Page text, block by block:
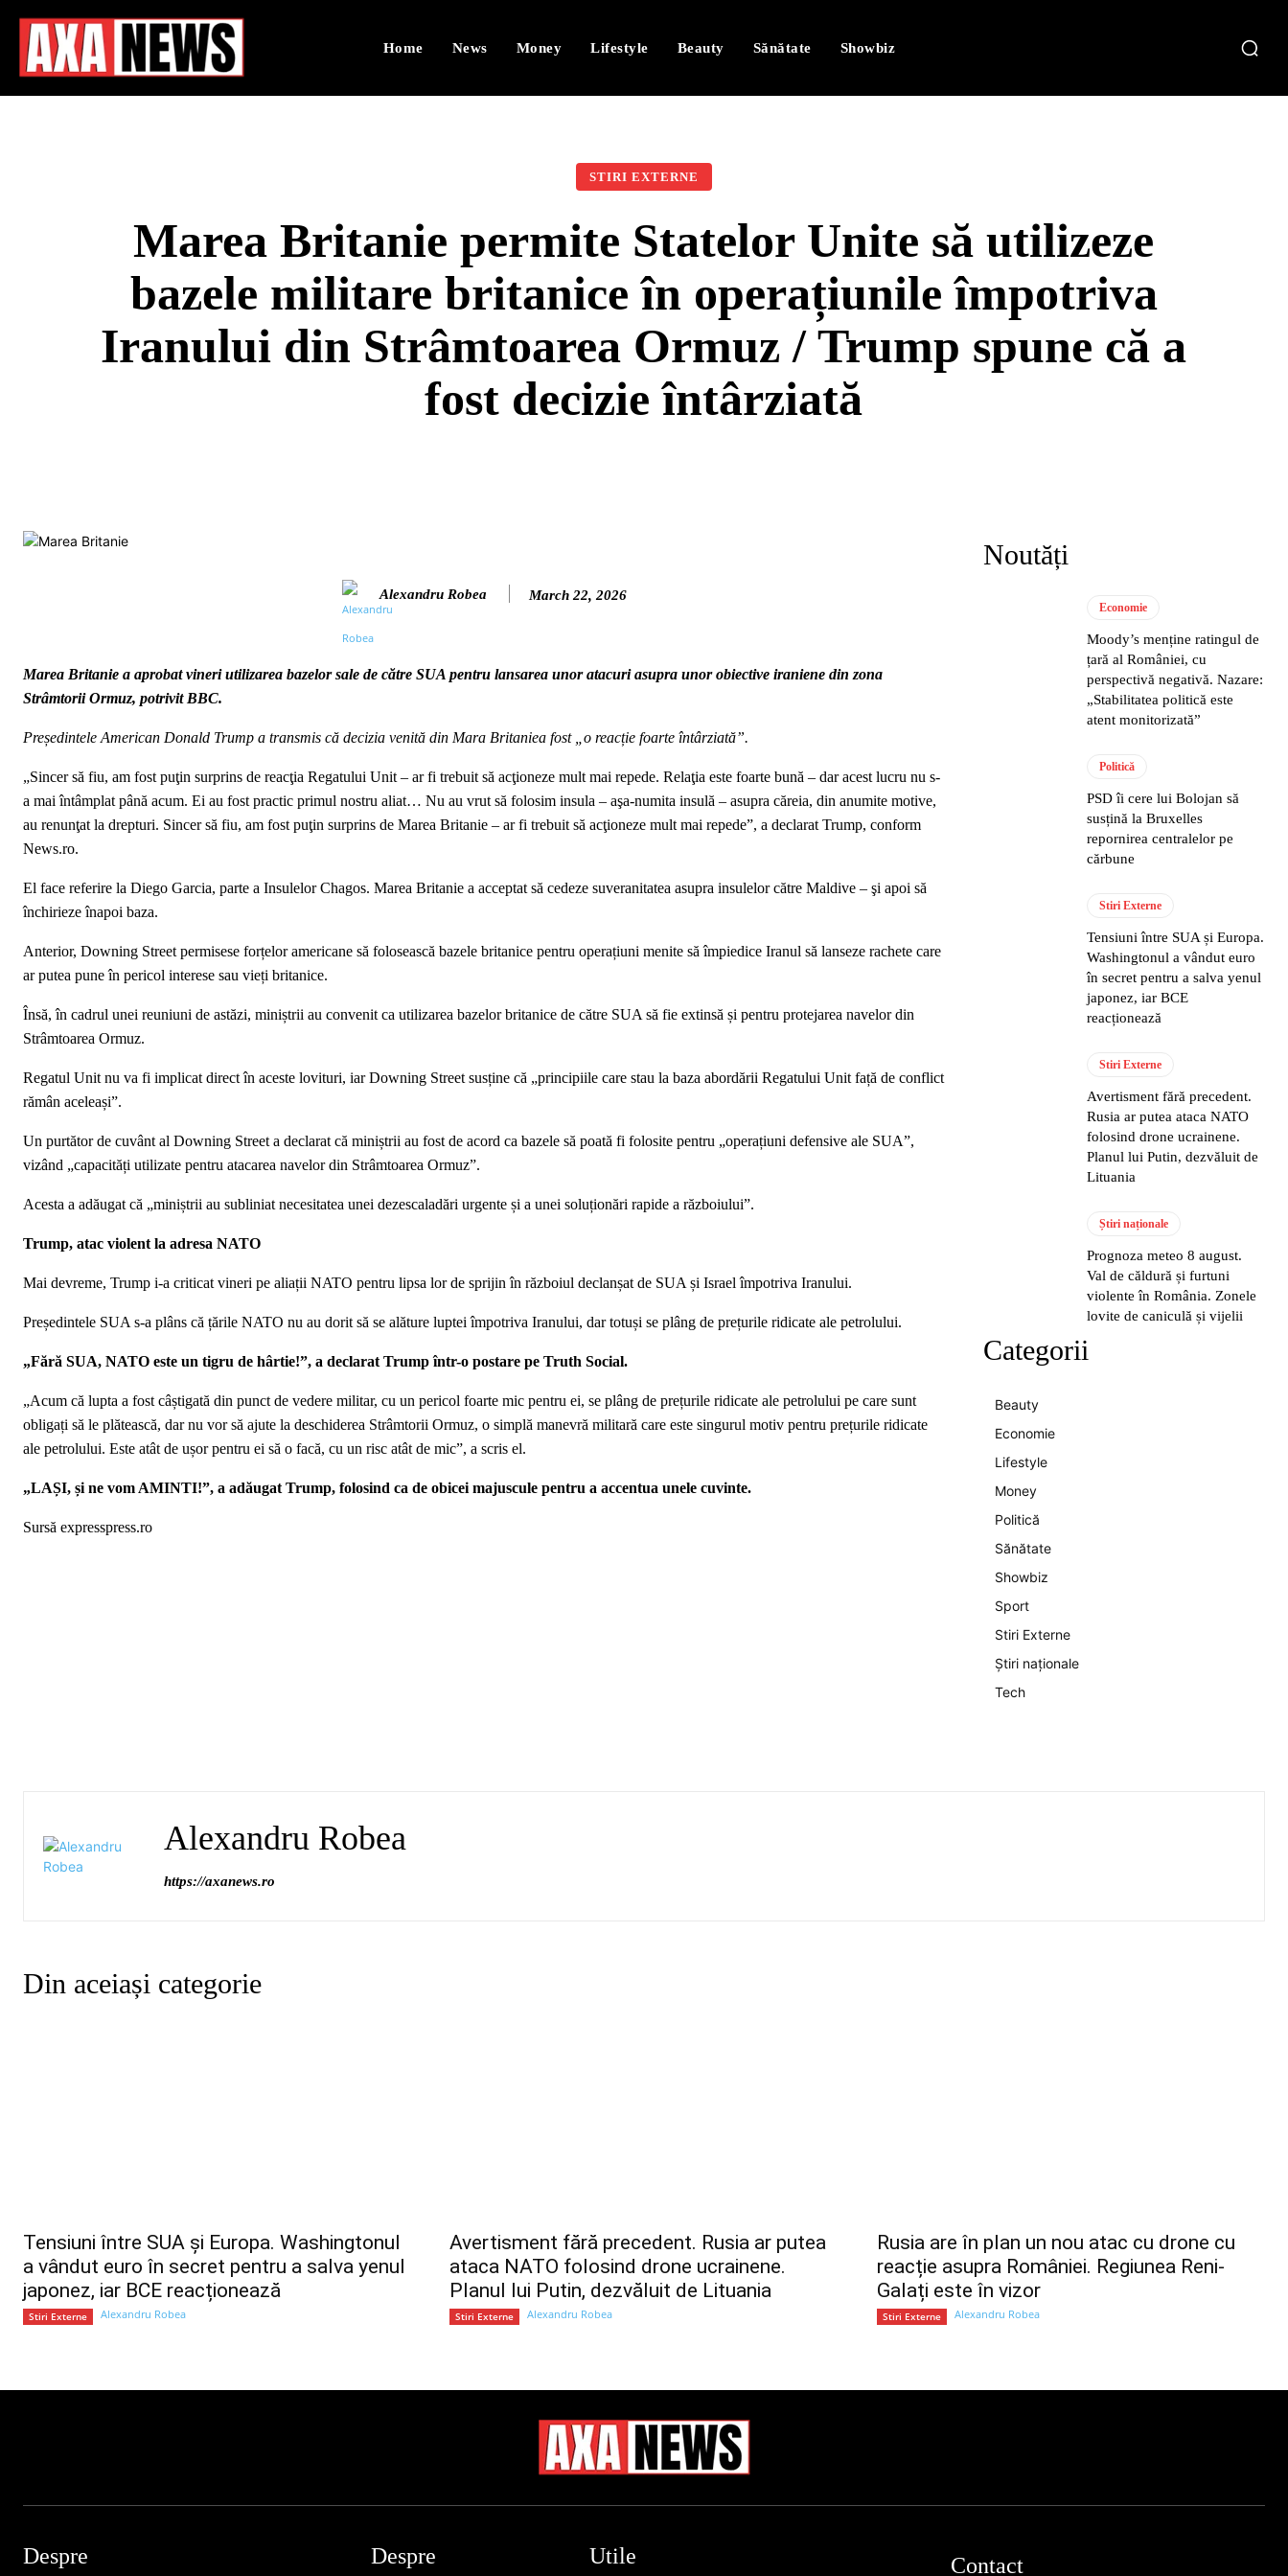
Home News Money Lifestyle Beauty Sănătate Showbiz
STIRI EXTERNE
Marea Britanie permite Statelor Unite să utilizeze
bazele militare britanice în operațiunile împotriva
Iranului din Strâmtoarea Ormuz / Trump spune că a
fost decizie întârziată
Alexandru Robea March 22, 2026
Marea Britanie a aprobat vineri utilizarea bazelor sale de către SUA pentru lansarea unor atacuri asupra unor obiective iraniene din zona
Strâmtorii Ormuz, potrivit BBC.
Președintele American Donald Trump a transmis că decizia venită din Mara Britaniea fost „o reacție foarte întârziată”.
„Sincer să fiu, am fost puţin surprins de reacţia Regatului Unit – ar fi trebuit să acţioneze mult mai repede. Relaţia este foarte bună – dar acest lucru nu s-
a mai întâmplat până acum. Ei au fost practic primul nostru aliat… Nu au vrut să folosim insula – aşa-numita insulă – asupra căreia, din anumite motive,
au renunţat la drepturi. Sincer să fiu, am fost puţin surprins de Marea Britanie – ar fi trebuit să acţioneze mult mai repede”, a declarat Trump, conform
News.ro.
El face referire la Diego Garcia, parte a Insulelor Chagos. Marea Britanie a acceptat să cedeze suveranitatea asupra insulelor către Maldive – şi apoi să
închirieze înapoi baza.
Anterior, Downing Street permisese forțelor americane să folosească bazele britanice pentru operațiuni menite să împiedice Iranul să lanseze rachete care
ar putea pune în pericol interese sau vieți britanice.
Însă, în cadrul unei reuniuni de astăzi, miniștrii au convenit ca utilizarea bazelor britanice de către SUA să fie extinsă și pentru protejarea navelor din
Strâmtoarea Ormuz.
Regatul Unit nu va fi implicat direct în aceste lovituri, iar Downing Street susține că „principiile care stau la baza abordării Regatului Unit față de conflict
rămân aceleași”.
Un purtător de cuvânt al Downing Street a declarat că miniștrii au fost de acord ca bazele să poată fi folosite pentru „operațiuni defensive ale SUA”,
vizând „capacități utilizate pentru atacarea navelor din Strâmtoarea Ormuz”.
Acesta a adăugat că „miniștrii au subliniat necesitatea unei dezescaladări urgente și a unei soluționări rapide a războiului”.
Trump, atac violent la adresa NATO
Mai devreme, Trump i-a criticat vineri pe aliații NATO pentru lipsa lor de sprijin în războiul declanșat de SUA și Israel împotriva Iranului.
Președintele SUA s-a plâns că țările NATO nu au dorit să se alăture luptei împotriva Iranului, dar totuși se plâng de prețurile ridicate ale petrolului.
„Fără SUA, NATO este un tigru de hârtie!”, a declarat Trump într-o postare pe Truth Social.
„Acum că lupta a fost câștigată din punct de vedere militar, cu un pericol foarte mic pentru ei, se plâng de prețurile ridicate ale petrolului pe care sunt
obligați să le plătească, dar nu vor să ajute la deschiderea Strâmtorii Ormuz, o simplă manevră militară care este singurul motiv pentru prețurile ridicate
ale petrolului. Este atât de ușor pentru ei să o facă, cu un risc atât de mic”, a scris el.
„LAȘI, și ne vom AMINTI!”, a adăugat Trump, folosind ca de obicei majuscule pentru a accentua unele cuvinte.
Sursă expresspress.ro
Noutăți
Economie
Moody’s menține ratingul de
țară al României, cu
perspectivă negativă. Nazare:
„Stabilitatea politică este
atent monitorizată”
Politică
PSD îi cere lui Bolojan să
susțină la Bruxelles
repornirea centralelor pe
cărbune
Stiri Externe
Tensiuni între SUA și Europa.
Washingtonul a vândut euro
în secret pentru a salva yenul
japonez, iar BCE
reacționează
Stiri Externe
Avertisment fără precedent.
Rusia ar putea ataca NATO
folosind drone ucrainene.
Planul lui Putin, dezvăluit de
Lituania
Știri naționale
Prognoza meteo 8 august.
Val de căldură și furtuni
violente în România. Zonele
lovite de caniculă și vijelii
Categorii
Beauty
Economie
Lifestyle
Money
Politică
Sănătate
Showbiz
Sport
Stiri Externe
Știri naționale
Tech
Alexandru Robea
https://axanews.ro
Din aceiași categorie
Tensiuni între SUA și Europa. Washingtonul
a vândut euro în secret pentru a salva yenul
japonez, iar BCE reacționează
Stiri Externe Alexandru Robea
Avertisment fără precedent. Rusia ar putea
ataca NATO folosind drone ucrainene.
Planul lui Putin, dezvăluit de Lituania
Stiri Externe Alexandru Robea
Rusia are în plan un nou atac cu drone cu
reacție asupra României. Regiunea Reni-
Galați este în vizor
Stiri Externe Alexandru Robea
Despre Despre Utile Contact